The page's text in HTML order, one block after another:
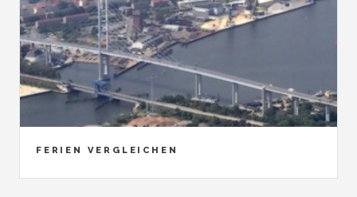
FERIEN VERGLEICHEN